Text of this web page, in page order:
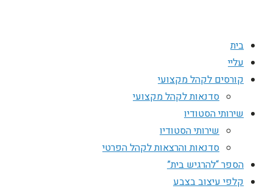
בית
עליי
קורסים לקהל מקצועי
סדנאות לקהל מקצועי
שירותי הסטודיו
שירותי הסטודיו
סדנאות והרצאות לקהל הפרטי
הספר “להרגיש בית”
קלפי עיצוב בצבע